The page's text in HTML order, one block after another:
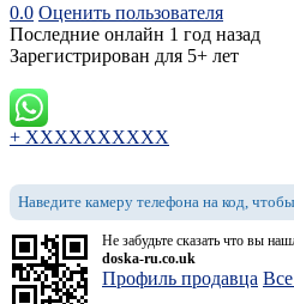
0.0 Оценить пользователя
Последние онлайн 1 год назад
Зарегистрирован для 5+ лет
+ XXXXXXXXXX
Наведите камеру телефона на код,
Не забудьте сказать что вы
doska-ru.co.uk
Профиль продавца